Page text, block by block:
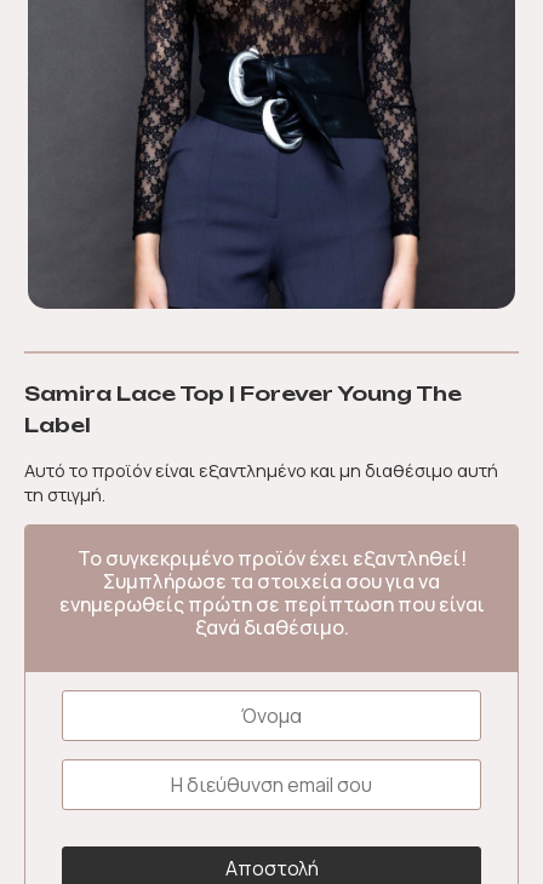
Samira Lace Top | Forever Young The
Label
Αυτό το προϊόν είναι εξαντλημένο και μη διαθέσιμο αυτή
τη στιγμή.
Το συγκεκριμένο προϊόν έχει εξαντληθεί!
Συμπλήρωσε τα στοιχεία σου για να
ενημερωθείς πρώτη σε περίπτωση που είναι
ξανά διαθέσιμο.